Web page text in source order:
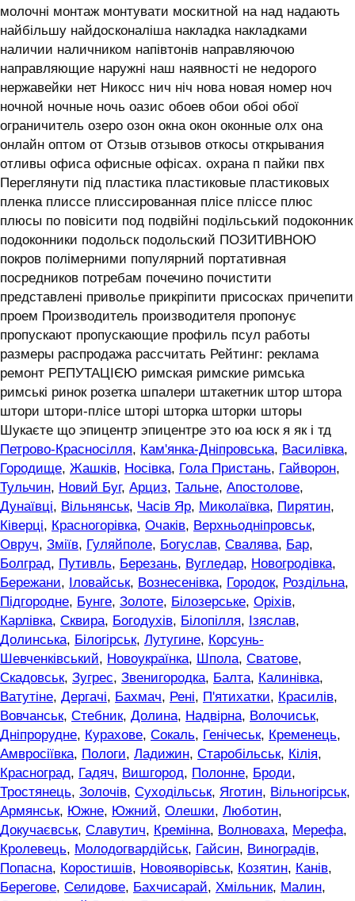
молочні монтаж монтувати москитной на над надають
найбільшу найдосконаліша накладка накладками
наличии наличником напівтонів направляючою
направляющие наружні наш наявності не недорого
нержавейки нет Никосс нич ніч нова новая номер ноч
ночной ночные ночь оазис обоев обои обоі обої
ограничитель озеро озон окна окон оконные олх она
онлайн оптом от Отзыв отзывов откосы открывания
отливы офиса офисные офісах. охрана п пайки пвх
Переглянути під пластика пластиковые пластиковых
пленка плиссе плиссированная плісе пліссе плюс
плюсы по повісити под подвійні подільський подоконник
подоконники подольск подольский ПОЗИТИВНОЮ
покров полімерними популярний портативная
посредников потребам почечино почистити
представлені приволье прикріпити присосках причепити
проем Производитель производителя пропонує
пропускают пропускающие профиль псул работы
размеры распродажа рассчитать Рейтинг: реклама
ремонт РЕПУТАЦІЄЮ римская римские римська
римські ринок розетка шпалери штакетник штор штора
штори штори-плісе шторі шторка шторки шторы
Шукаєте що эпицентр эпицентре это юа юск я як і тд
Петрово-Красносілля, Кам'янка-Дніпровська, Василівка,
Городище, Жашків, Носівка, Гола Пристань, Гайворон,
Тульчин, Новий Буг, Арциз, Тальне, Апостолове,
Дунаївці, Вільнянськ, Часів Яр, Миколаївка, Пирятин,
Ківерці, Красногорівка, Очаків, Верхньодніпровськ,
Овруч, Зміїв, Гуляйполе, Богуслав, Свалява, Бар,
Болград, Путивль, Березань, Вугледар, Новогродівка,
Бережани, Іловайськ, Вознесенівка, Городок, Роздільна,
Підгородне, Бунге, Золоте, Білозерське, Оріхів,
Карлівка, Сквира, Богодухів, Білопілля, Ізяслав,
Долинська, Білогірськ, Лутугине, Корсунь-
Шевченківський, Новоукраїнка, Шпола, Сватове,
Скадовськ, Зугрес, Звенигородка, Балта, Калинівка,
Ватутіне, Дергачі, Бахмач, Рені, П'ятихатки, Красилів,
Вовчанськ, Стебник, Долина, Надвірна, Волочиськ,
Дніпрорудне, Курахове, Сокаль, Генічеськ, Кременець,
Амвросіївка, Пологи, Ладижин, Старобільськ, Кілія,
Красноград, Гадяч, Вишгород, Полонне, Броди,
Тростянець, Золочів, Суходільськ, Яготин, Вільногірськ,
Армянськ, Южне, Южний, Олешки, Люботин,
Докучаєвськ, Славутич, Кремінна, Волноваха, Мерефа,
Кролевець, Молодогвардійськ, Гайсин, Виноградів,
Попасна, Коростишів, Новояворівськ, Козятин, Канів,
Берегове, Селидове, Бахчисарай, Хмільник, Малин,